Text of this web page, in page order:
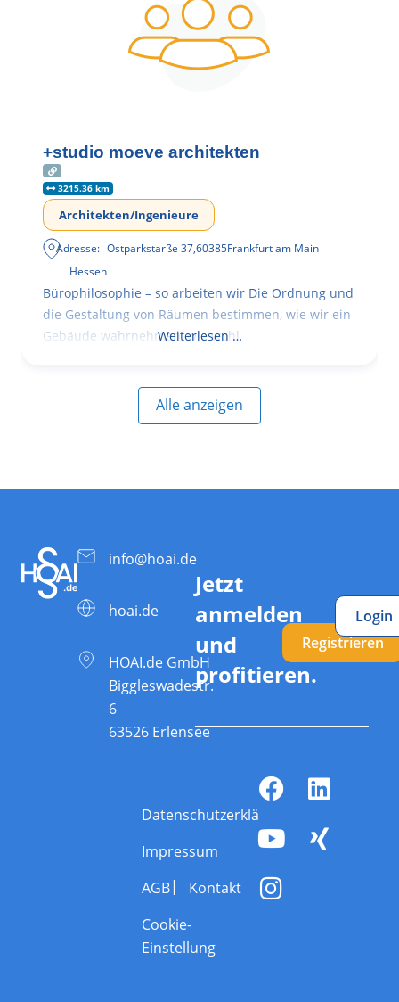
+studio moeve architekten
3215.36 km
Architekten/Ingenieure
Adresse: Ostparkstarße 37,60385Frankfurt am Main
Hessen
Bürophilosophie – so arbeiten wir Die Ordnung und
die Gestaltung von Räumen bestimmen, wie wir ein
Gebäude wahrnehmen, wie wohl
Weiterlesen …
Alle anzeigen
info@hoai.de
hoai.de
HOAI.de GmbH
Biggleswadestr.
6
63526 Erlensee
Jetzt
anmelden
und
profitieren.
Registrieren
Login
Datenschutzerklärung
Impressum
AGB
Kontakt
Cookie-
Einstellung